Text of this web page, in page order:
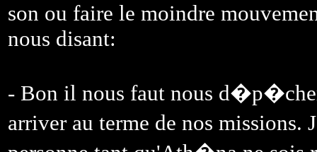
son ou faire le moindre
nous disant:
- Bon il nous faut nous
arriver au terme de nos